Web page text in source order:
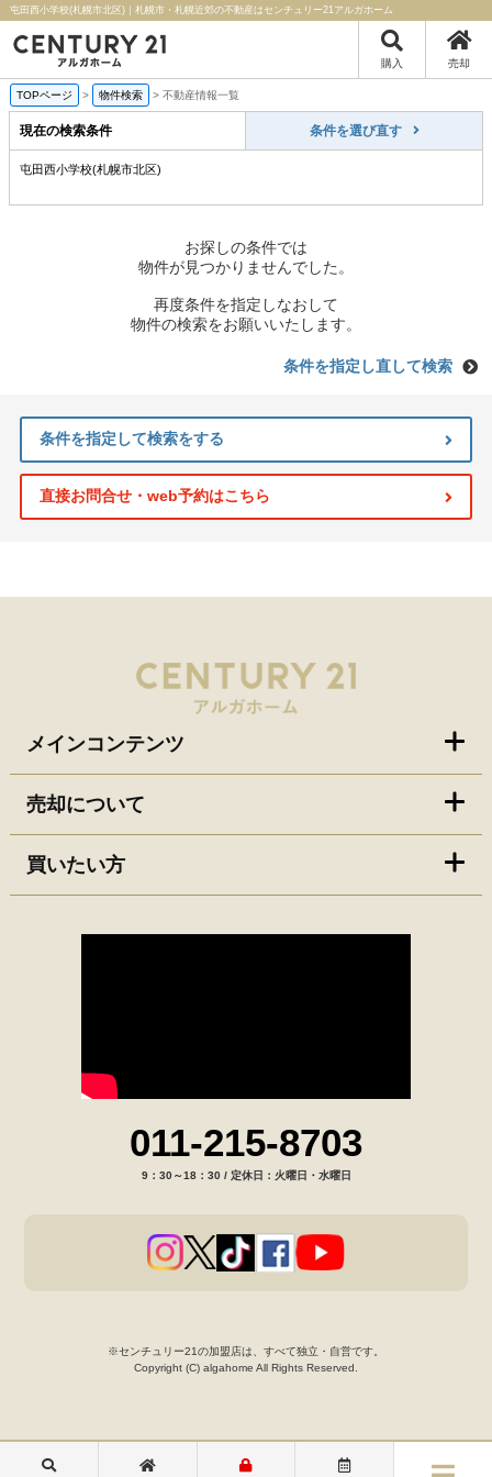
屯田西小学校(札幌市北区)｜札幌市・札幌近郊の不動産はセンチュリー21アルガホーム
購入 売却
TOPページ > 物件検索 > 不動産情報一覧
現在の検索条件 条件を選び直す
屯田西小学校(札幌市北区)
お探しの条件では
物件が見つかりませんでした。
再度条件を指定しなおして
物件の検索をお願いいたします。
条件を指定し直して検索
条件を指定して検索をする
直接お問合せ・web予約はこちら
メインコンテンツ
売却について
買いたい方
011-215-8703
9：30～18：30 / 定休日：火曜日・水曜日
※センチュリー21の加盟店は、すべて独立・自営です。
Copyright (C) algahome All Rights Reserved.